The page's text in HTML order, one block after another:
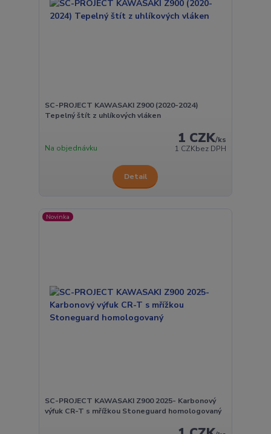
SC-PROJECT KAWASAKI Z900 (2020-2024)
Tepelný štít z uhlíkových vláken
1 CZK/ks
1 CZKbez DPH
Na objednávku
Detail
Novinka
SC-PROJECT KAWASAKI Z900 2025- Karbonový
výfuk CR-T s mřížkou Stoneguard homologovaný